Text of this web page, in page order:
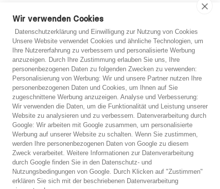
غير متأكد؟
إذا لم تكن متأكدًا، يمكنك الحصول على مشورة هاتفية مجانية
من أحد خبرائنا.
استشارة هاتفية مجانية
وقف الديون على الفور
شروط
اتصل بنا
02131 708 42 70
support@abo-hilfe.de
© 2021 abo-hilfe.de
والنصائح والحيل المتعلقة بموضوع حماية المستهلك. يمكن نقل المعلومات
إلى المستهلك ويمكن أيضًا إكمال الاستبيان عبر الهاتف. لا يقدم موقع
abo-hilfe.de أي خدمات قانونية أو مشورة قانونية. وبغض النظر عن
Wir verwenden Cookies
Datenschutzerklärung und Einwilligung zur Nutzung von Cookies
Unsere Website verwendet Cookies und ähnliche Technologien, um
Ihre Nutzererfahrung zu verbessern und personalisierte Werbung
anzuzeigen. Durch Ihre Zustimmung erlauben Sie uns, Ihre
personenbezogenen Daten zu folgenden Zwecken zu verwenden:
Personalisierung von Werbung: Wir und unsere Partner nutzen Ihre
personenbezogenen Daten und Cookies, um Ihnen auf Sie
zugeschnittene Werbung anzuzeigen. Analyse und Verbesserung:
Wir verwenden die Daten, um die Funktionalität und Leistung unserer
Website zu analysieren und zu verbessern. Datenverarbeitung durch
Google: Wir arbeiten mit Google zusammen, um personalisierte
Werbung auf unserer Website zu schalten. Wenn Sie zustimmen,
werden Ihre personenbezogenen Daten von Google zu diesem
Zweck verarbeitet. Weitere Informationen zur Datenverarbeitung
durch Google finden Sie in den Datenschutz- und
Nutzungsbedingungen von Google. Durch Klicken auf "Zustimmen"
erklären Sie sich mit der beschriebenen Datenverarbeitung